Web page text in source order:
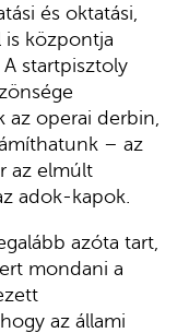
és oktatási,
központja
startpisztoly
az operai derbin,
– az
az elmúlt
adok-kapok.
azóta tart,
mondani a
az állami